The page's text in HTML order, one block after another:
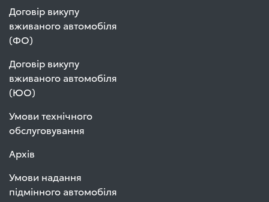
Договір викупу
вживаного автомобіля
(ФО)
Договір викупу
вживаного автомобіля
(ЮО)
Умови технічного
обслуговування
Архів
Умови надання
підмінного автомобіля